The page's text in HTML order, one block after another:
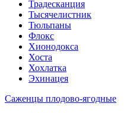
Традесканция
Тысячелистник
Тюльпаны
Флокс
Хионодокса
Хоста
Хохлатка
Эхинацея
Саженцы плодово-ягодные